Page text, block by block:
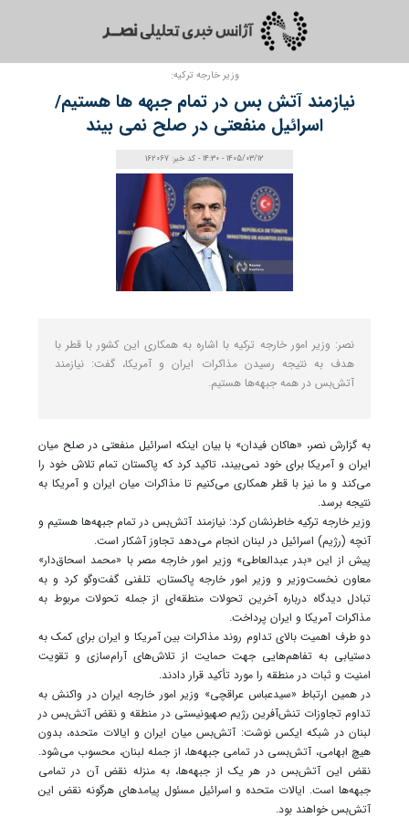
وزیر خارجه ترکیه:
نیازمند آتش‌ بس در تمام جبهه‌ ها هستیم/
اسرائیل منفعتی در صلح نمی‌ بیند
1405/03/12 - 14:30 - کد خبر: 162067
نصر: وزیر امور خارجه ترکیه با اشاره به همکاری این کشور با قطر با
هدف به نتیجه رسیدن مذاکرات ایران و آمریکا، گفت: نیازمند
آتش‌بس در همه جبهه‌ها هستیم.
به گزارش نصر، «هاکان فیدان» با بیان اینکه اسرائیل منفعتی در صلح میان
ایران و آمریکا برای خود نمی‌بیند، تاکید کرد که پاکستان تمام تلاش خود را
می‌کند و ما نیز با قطر همکاری می‌کنیم تا مذاکرات میان ایران و آمریکا به
نتیجه برسد.
وزیر خارجه ترکیه خاطرنشان کرد: نیازمند آتش‌بس در تمام جبهه‌ها هستیم و
آنچه (رژیم) اسرائیل در لبنان انجام می‌دهد تجاوز آشکار است.
پیش از این «بدر عبدالعاطی» وزیر امور خارجه مصر با «محمد اسحاق‌دار»
معاون نخست‌وزیر و وزیر امور خارجه پاکستان، تلفنی گفت‌وگو کرد و به
تبادل دیدگاه درباره آخرین تحولات منطقه‌ای از جمله تحولات مربوط به
مذاکرات آمریکا و ایران پرداخت.
دو طرف اهمیت بالای تداوم روند مذاکرات بین آمریکا و ایران برای کمک به
دستیابی به تفاهم‌هایی جهت حمایت از تلاش‌های آرام‌سازی و تقویت
امنیت و ثبات در منطقه را مورد تأکید قرار دادند.
در همین ارتباط «سیدعباس عراقچی» وزیر امور خارجه ایران در واکنش به
تداوم تجاوزات تنش‌آفرین رژیم صهیونیستی در منطقه و نقض آتش‌بس در
لبنان در شبکه ایکس نوشت: آتش‌بس میان ایران و ایالات متحده، بدون
هیچ ابهامی، آتش‌بسی در تمامی جبهه‌ها، از جمله لبنان، محسوب می‌شود.
نقض این آتش‌بس در هر یک از جبهه‌ها، به منزله نقض آن در تمامی
جبهه‌ها است. ایالات متحده و اسرائیل مسئول پیامدهای هرگونه نقض این
آتش‌بس خواهند بود.